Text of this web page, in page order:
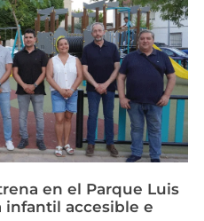
en el Parque Luis
infantil accesible e